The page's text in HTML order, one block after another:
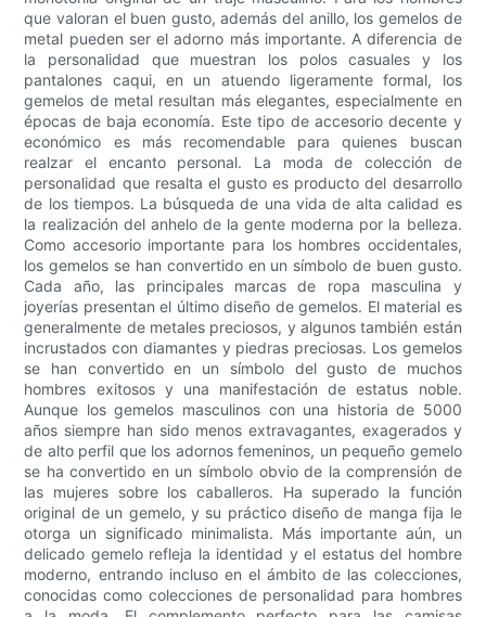
que valoran el buen gusto, además del anillo, los gemelos de
metal pueden ser el adorno más importante. A diferencia de
la personalidad que muestran los polos casuales y los
pantalones caqui, en un atuendo ligeramente formal, los
gemelos de metal resultan más elegantes, especialmente en
épocas de baja economía. Este tipo de accesorio decente y
económico es más recomendable para quienes buscan
realzar el encanto personal. La moda de colección de
personalidad que resalta el gusto es producto del desarrollo
de los tiempos. La búsqueda de una vida de alta calidad es
la realización del anhelo de la gente moderna por la belleza.
Como accesorio importante para los hombres occidentales,
los gemelos se han convertido en un símbolo de buen gusto.
Cada año, las principales marcas de ropa masculina y
joyerías presentan el último diseño de gemelos. El material es
generalmente de metales preciosos, y algunos también están
incrustados con diamantes y piedras preciosas. Los gemelos
se han convertido en un símbolo del gusto de muchos
hombres exitosos y una manifestación de estatus noble.
Aunque los gemelos masculinos con una historia de 5000
años siempre han sido menos extravagantes, exagerados y
de alto perfil que los adornos femeninos, un pequeño gemelo
se ha convertido en un símbolo obvio de la comprensión de
las mujeres sobre los caballeros. Ha superado la función
original de un gemelo, y su práctico diseño de manga fija le
otorga un significado minimalista. Más importante aún, un
delicado gemelo refleja la identidad y el estatus del hombre
moderno, entrando incluso en el ámbito de las colecciones,
conocidas como colecciones de personalidad para hombres